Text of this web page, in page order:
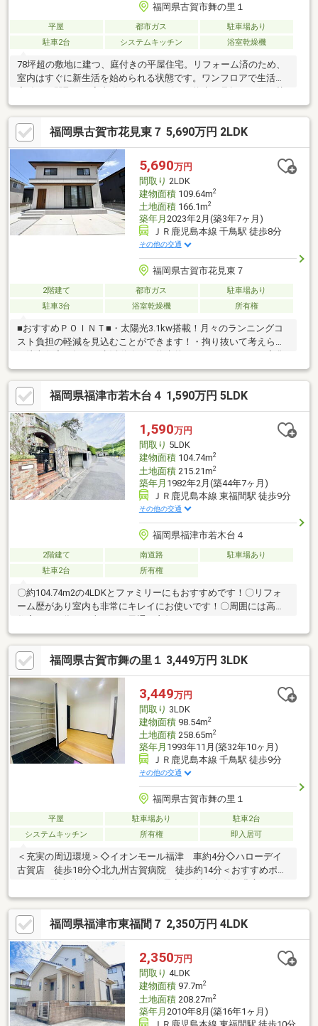
福岡県古賀市舞の里１
平屋 都市ガス
駐車場あり
駐車2台
システムキッチン 浴室乾燥機
78坪超の敷地に建つ、庭付きの平屋住宅。リフォーム済のため、
室内はすぐに新生活を始められる状態です。ワンフロアで生活が
えにもおすすめ。駐車場は並列2台分を確保しており、通勤や来客
時も安心です。周辺にはスーパーやコンビニなど生活施設も揃
い、日々のお買い物にも便利な立地です。舞の里小学校徒歩22
分、古賀北中学校徒歩6分と子育て環境も整っています。平屋をお
探しの方は、ぜひ一度現地で住み心地をご体感ください。
福岡県古賀市花見東７ 5,690万円 2LDK
5,690万円
間取り 2LDK
建物面積109.64m2
土地面積166.1m2
築年月 2023年2月(築3年7ヶ月)
ＪＲ鹿児島本線 千鳥駅 徒歩8分
その他の交通
福岡県古賀市花見東７
2階建て 都市ガス
駐車場あり
駐車3台
浴室乾燥機 所有権
■おすすめＰＯＩＮＴ■・太陽光3.1kw搭載！月々のランニングコ
スト負担の軽減を見込むことができます！・拘り抜いて考えられ
も加味して建てられております！・築浅美邸！内観、外観ともに
築浅ならではの美しさです♪軽量鉄骨造のため、長い間住み続ける
ことができる安心感もあります◎・1階のWICはLDKと脱衣室の2
方向から入ることができるため家事効率が上がり、2階の納戸は書
斎としての活用も可能です！・JR鹿児島本線「千鳥」駅まで徒歩
約8分！一部の区間快速列車と普通列車停車駅につき、速さと便利
さの両方の良さを身近にご利用いただけます☆
福岡県福津市若木台４ 1,590万円 5LDK
1,590万円
間取り 5LDK
建物面積104.74m2
土地面積215.21m2
築年月 1982年2月(築44年7ヶ月)
ＪＲ鹿児島本線 東福間駅 徒歩9分
その他の交通
福岡県福津市若木台４
2階建て 南道路
駐車場あり
駐車2台
所有権
〇約104.74m2の4LDKとファミリーにもおすすめです！〇リフォ
ーム歴があり室内も非常にキレイにお使いです！〇周囲には高層
りお過ごしできます！〇キッチンには勝手口付と毎日の家事も快
適になります！〇納戸やクローゼットなど収納が充実していま
す！荷物が多いお客様でも安心です！〇JR鹿児島本線「東福間」
駅まで徒歩約9分と通勤・通学にも非常に便利です！〇神興東小学
校まで徒歩約1分とお子様の毎日の通学も安心です！〇その他拡張
工事・リフォーム・リノベーション相談承ります！〇お気軽にお
問合せください！
福岡県古賀市舞の里１ 3,449万円 3LDK
3,449万円
間取り 3LDK
建物面積98.54m2
土地面積258.65m2
築年月 1993年11月(築32年10ヶ月)
ＪＲ鹿児島本線 千鳥駅 徒歩9分
その他の交通
福岡県古賀市舞の里１
平屋 駐車場あり
駐車2台
システムキッチン
所有権 即入居可
＜充実の周辺環境＞◇イオンモール福津 車約4分◇ハローデイ
古賀店 徒歩18分◇北九州古賀病院 徒歩約14分＜おすすめポイ
○玄関も解放感があるのでスッキリ見えます！
福岡県福津市東福間７ 2,350万円 4LDK
2,350万円
間取り 4LDK
建物面積97.7m2
土地面積208.27m2
築年月 2010年8月(築16年1ヶ月)